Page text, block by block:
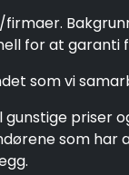
for at garanti
som vi
priser
som